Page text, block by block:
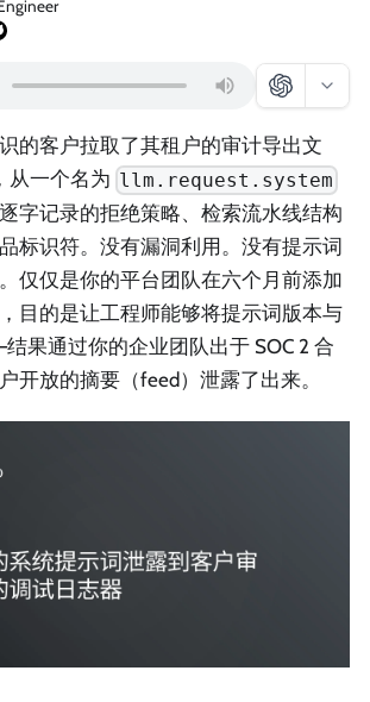
的客户拉取了其租户的审计导出文
从一个名为 llm.request.system
字记录的拒绝策略、检索流水线结构
标识符。没有漏洞利用。没有提示词
仅仅是你的平台团队在六个月前添加
目的是让工程师能够将提示词版本与
果通过你的企业团队出于 SOC 2 合
开放的摘要（feed）泄露了出来。